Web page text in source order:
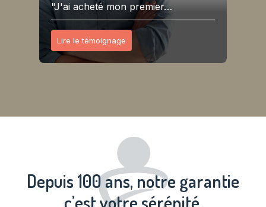
"J'ai acheté mon premier…
Lire le témoignage
Depuis 100 ans, notre garantie
c’est votre sérénité.